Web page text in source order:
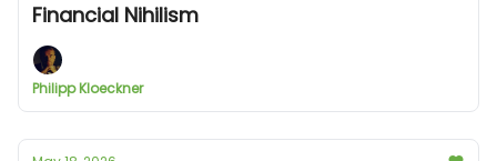
Financial Nihilism
Philipp Kloeckner